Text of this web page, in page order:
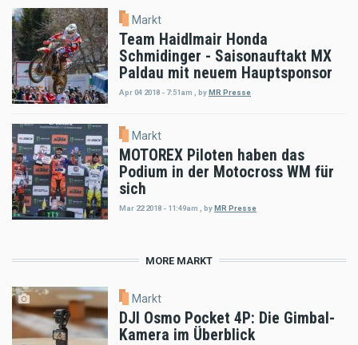
Markt
Team Haidlmair Honda
Schmidinger - Saisonauftakt MX
Paldau mit neuem Hauptsponsor
Apr 04 2018 - 7:51am byMR Presse
Markt
MOTOREX Piloten haben das
Podium in der Motocross WM für
sich
Mar 22 2018 - 11:49am byMR Presse
MORE MARKT
Markt
DJI Osmo Pocket 4P: Die Gimbal-
Kamera im Überblick